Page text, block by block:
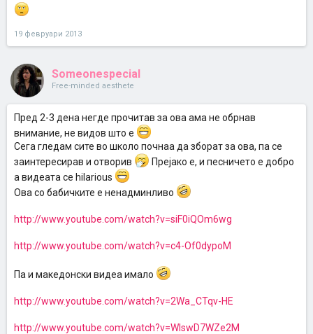
19 февруари 2013
Someonespecial
Free-minded aesthete
Пред 2-3 дена негде прочитав за ова ама не обрнав
внимание, не видов што е
Сега гледам сите во школо почнаа да зборат за ова, па се
заинтересирав и отворив
Прејако е, и песничето е добро
а видеата се hilarious
Oва со бабичките е ненадминливо
http://www.youtube.com/watch?v=siF0iQOm6wg
http://www.youtube.com/watch?v=c4-Of0dypoM
Па и македонски видеа имало
http://www.youtube.com/watch?v=2Wa_CTqv-HE
http://www.youtube.com/watch?v=WIswD7WZe2M